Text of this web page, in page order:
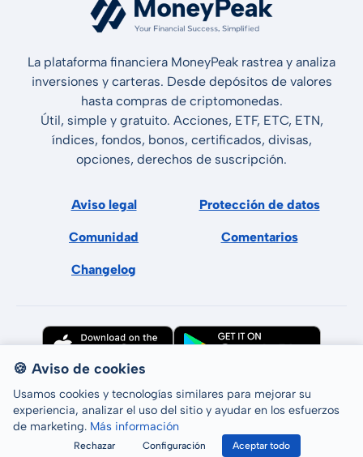
La plataforma financiera MoneyPeak rastrea y analiza
inversiones y carteras. Desde depósitos de valores
hasta compras de criptomonedas.
Útil, simple y gratuito. Acciones, ETF, ETC, ETN,
índices, fondos, bonos, certificados, divisas,
opciones, derechos de suscripción.
Aviso legal Protección de datos
Comunidad Comentarios
Changelog
Todos los derechos reservados © LCP GmbH 2026
🍪 Aviso de cookies
Usamos cookies y tecnologías similares para mejorar su
experiencia, analizar el uso del sitio y ayudar en los esfuerzos
de marketing. Más información
Rechazar Configuración Aceptar todo